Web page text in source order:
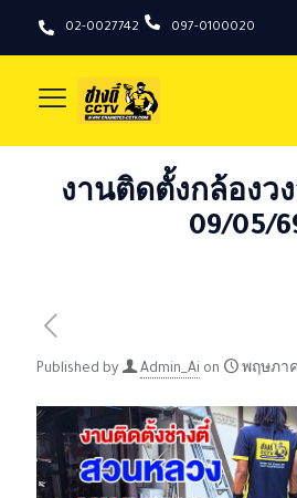
02-0027742 097-0100020
งานติดตั้งกล้องว
09/05/
Published by Admin_Ai on พฤษภาค